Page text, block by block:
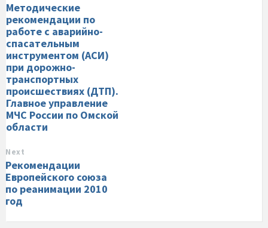
Методические
рекомендации по
работе с аварийно-
спасательным
инструментом (АСИ)
при дорожно-
транспортных
происшествиях (ДТП).
Главное управление
МЧС России по Омской
области
Next
Рекомендации
Европейского союза
по реанимации 2010
год